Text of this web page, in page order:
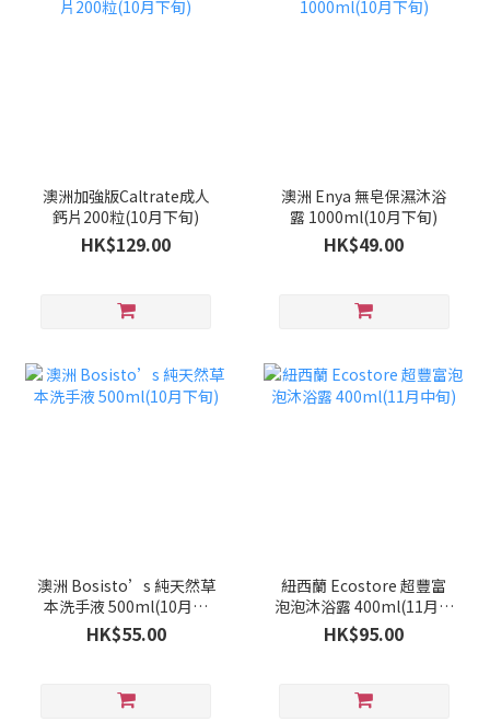
澳洲加強版Caltrate成人
鈣片200粒(10月下旬)
HK$129.00
澳洲 Enya 無皂保濕沐浴
露 1000ml(10月下旬)
HK$49.00
澳洲 Bosisto’s 純天然草
本洗手液 500ml(10月下
旬)
HK$55.00
紐西蘭 Ecostore 超豐富
泡泡沐浴露 400ml(11月中
旬)
HK$95.00